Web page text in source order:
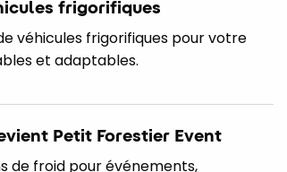
frigorifiques
véhicules frigorifiques pour votre
et adaptables.
Petit Forestier Event
de froid pour événements,